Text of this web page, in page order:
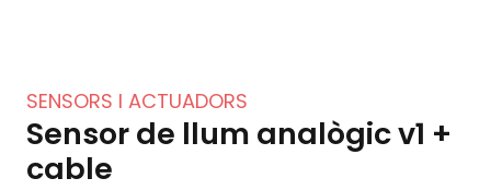
SENSORS I ACTUADORS
Sensor de llum analògic v1 +
cable